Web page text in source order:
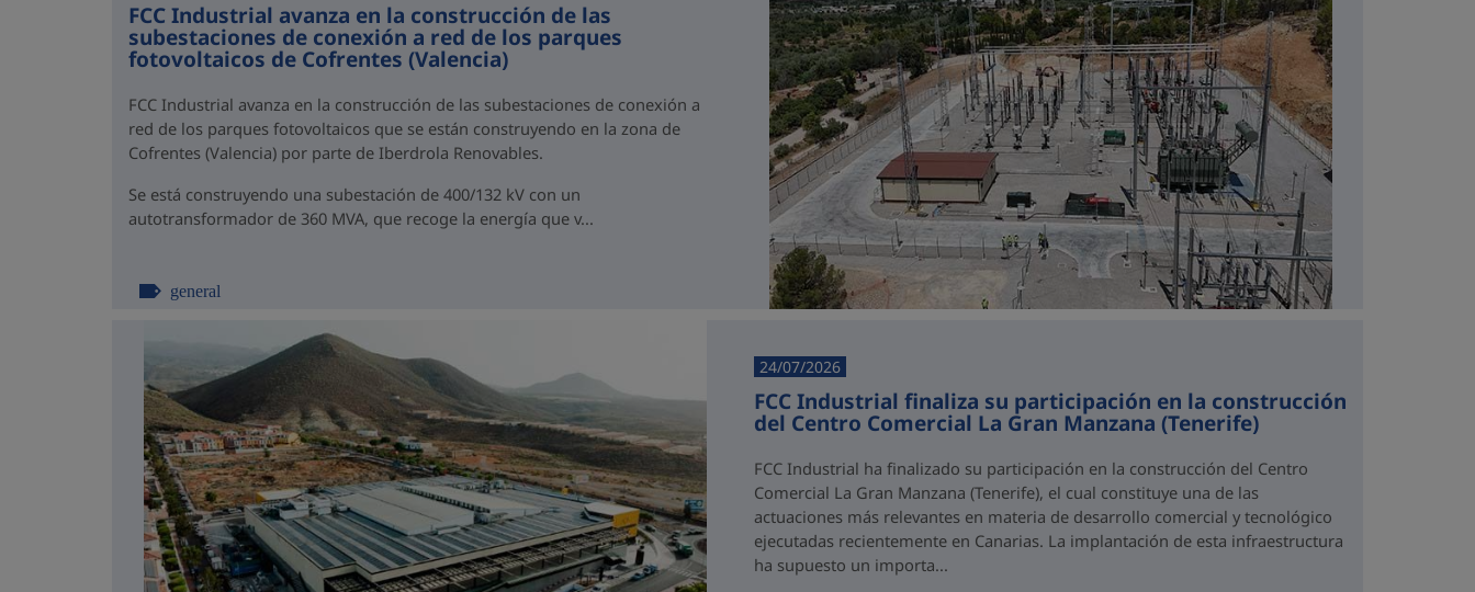
FCC Industrial avanza en la construcción de las
subestaciones de conexión a red de los parques
fotovoltaicos de Cofrentes (Valencia)
FCC Industrial avanza en la construcción de las subestaciones de conexión a
red de los parques fotovoltaicos que se están construyendo en la zona de
Cofrentes (Valencia) por parte de Iberdrola Renovables.
Se está construyendo una subestación de 400/132 kV con un
autotransformador de 360 MVA, que recoge la energía que v...
general
24/07/2026
FCC Industrial finaliza su participación en la construcción
del Centro Comercial La Gran Manzana (Tenerife)
FCC Industrial ha finalizado su participación en la construcción del Centro
Comercial La Gran Manzana (Tenerife), el cual constituye una de las
actuaciones más relevantes en materia de desarrollo comercial y tecnológico
ejecutadas recientemente en Canarias. La implantación de esta infraestructura
ha supuesto un importa...